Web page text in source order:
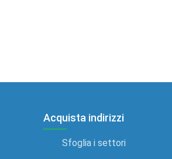
Acquista indirizzi
Sfoglia i settori